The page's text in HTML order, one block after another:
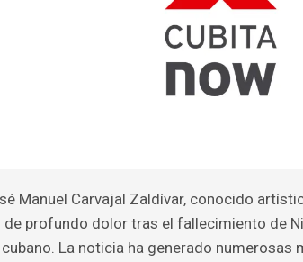
Manuel Carvajal Zaldívar, conocido
profundo dolor tras el fallecimiento de
La noticia ha generado numerosas